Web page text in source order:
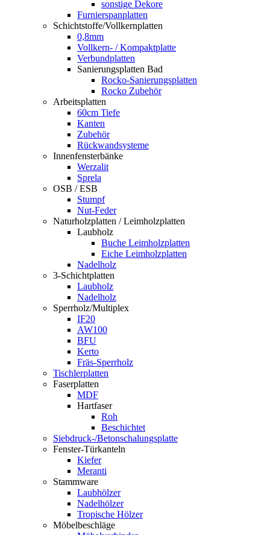
sonstige Dekore
Furnierspanplatten
Schichtstoffe/Vollkernplatten
0,8mm
Vollkern- / Kompaktplatte
Verbundplatten
Sanierungsplatten Bad
Rocko-Sanierungsplatten
Rocko Zubehör
Arbeitsplatten
60cm Tiefe
Kanten
Zubehör
Rückwandsysteme
Innenfensterbänke
Werzalit
Sprela
OSB / ESB
Stumpf
Nut-Feder
Naturholzplatten / Leimholzplatten
Laubholz
Buche Leimholzplatten
Eiche Leimholzplatten
Nadelholz
3-Schichtplatten
Laubholz
Nadelholz
Sperrholz/Multiplex
IF20
AW100
BFU
Kerto
Fräs-Sperrholz
Tischlerplatten
Faserplatten
MDF
Hartfaser
Roh
Beschichtet
Siebdruck-/Betonschalungsplatte
Fenster-Türkanteln
Kiefer
Meranti
Stammware
Laubhölzer
Nadelhölzer
Tropische Hölzer
Möbelbeschläge